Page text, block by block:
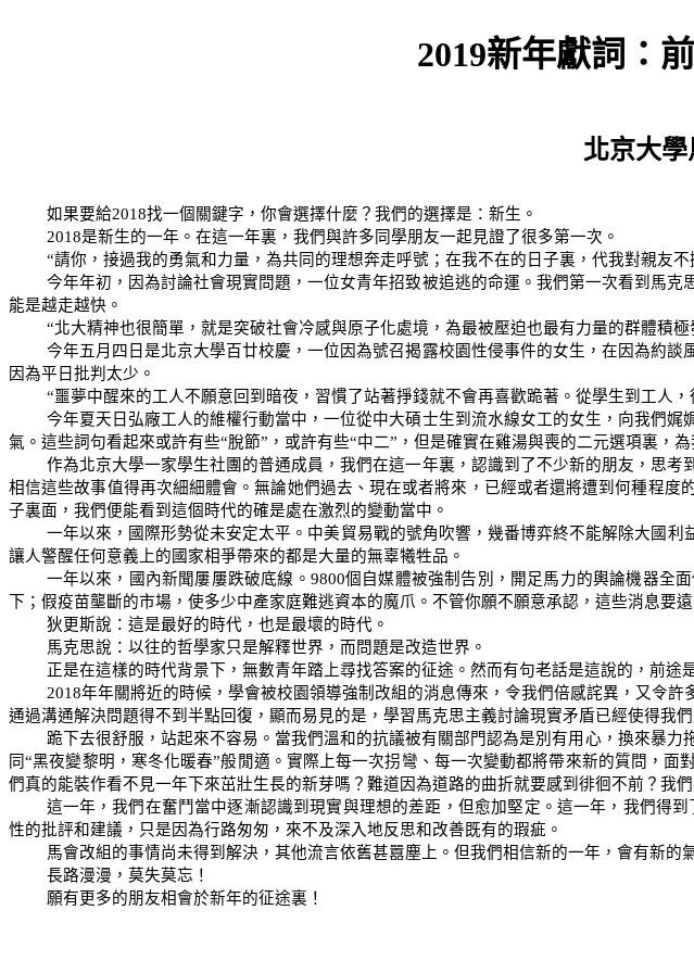
2019新年獻詞：
北京大
如果要給2018找一個關鍵字，你會選擇什麼？我們的選擇是：新生。
2018是新生的一年。在這一年裏，我們與許多同學朋友一起見證了很多第一次。
“請你，接過我的勇氣和力量，為共同的理想奔走呼號；在我不在的日子裏，代我對親友
今年年初，因為討論社會現實問題，一位女青年招致被追逃的命運。我們第一次看到馬
能是越走越快。
“北大精神也很簡單，就是突破社會冷感與原子化處境，為最被壓迫也最有力量的群體積
今年五月四日是北京大學百廿校慶，一位因為號召揭露校園性侵事件的女生，在因為約
因為平日批判太少。
“噩夢中醒來的工人不願意回到暗夜，習慣了站著掙錢就不會再喜歡跪著。從學生到工人
今年夏天日弘廠工人的維權行動當中，一位從中大碩士生到流水線女工的女生，向我們
氣。這些詞句看起來或許有些“脫節” ，或許有些“中二” ，但是確實在雞湯與喪的二元選項裏，
作為北京大學一家學生社團的普通成員，我們在這一年裏，認識到了不少新的朋友，思
相信這些故事值得再次細細體會。無論她們過去、現在或者將來，已經或者還將遭到何種程
子裏面，我們便能看到這個時代的確是處在激烈的變動當中。
一年以來，國際形勢從未安定太平。中美貿易戰的號角吹響，幾番博弈終不能解除大國利
讓人警醒任何意義上的國家相爭帶來的都是大量的無辜犧牲品。
一年以來，國內新聞屢屢跌破底線。 9800個自媒體被強制告別，開足馬力的輿論機器全
下；假疫苗壟斷的市場，使多少中產家庭難逃資本的魔爪。不管你願不願意承認，這些消息要
狄更斯說：這是最好的時代，也是最壞的時代。
馬克思說：以往的哲學家只是解釋世界，而問題是改造世界。
正是在這樣的時代背景下，無數青年踏上尋找答案的征途。然而有句老話是這說的，前
2018年年關將近的時候，學會被校園領導強制改組的消息傳來，令我們倍感詫異，又令許
通過溝通解決問題得不到半點回復，顯而易見的是，學習馬克思主義討論現實矛盾已經使得我
跪下去很舒服，站起來不容易。當我們溫和的抗議被有關部門認為是別有用心，換來暴力
同“黑夜變黎明，寒冬化暖春”般閒適。實際上每一次拐彎、每一次變動都將帶來新的質問，面
們真的能裝作看不見一年下來茁壯生長的新芽嗎？難道因為道路的曲折就要感到徘徊不前？我
這一年，我們在奮鬥當中逐漸認識到現實與理想的差距，但愈加堅定。這一年，我們得
性的批評和建議，只是因為行路匆匆，來不及深入地反思和改善既有的瑕疵。
馬會改組的事情尚未得到解決，其他流言依舊甚囂塵上。但我們相信新的一年，會有新的
長路漫漫，莫失莫忘！
願有更多的朋友相會於新年的征途裏！